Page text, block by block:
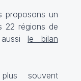
proposons un
22 régions de
aussile bilan
souvent